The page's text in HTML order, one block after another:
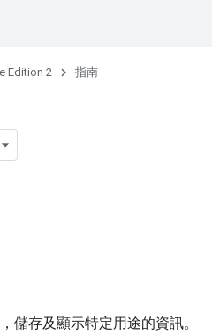
Edition 2 指南
儲存及顯示特定用途的資訊。